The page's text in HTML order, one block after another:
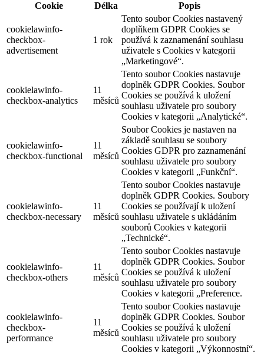
Cookie
Délka Popis
cookielawinfo-
checkbox-
advertisement
1 rok
Tento soubor Cookies nastavený
doplňkem GDPR Cookies se
používá k zaznamenání souhlasu
uživatele s Cookies v kategorii
„Marketingové“.
cookielawinfo-
checkbox-analytics
11
měsíců
Tento soubor Cookies nastavuje
doplněk GDPR Cookies. Soubor
Cookies se používá k uložení
souhlasu uživatele pro soubory
Cookies v kategorii „Analytické“.
cookielawinfo-
checkbox-functional
11
měsíců
Soubor Cookies je nastaven na
základě souhlasu se soubory
Cookies GDPR pro zaznamenání
souhlasu uživatele pro soubory
Cookies v kategorii „Funkční“.
cookielawinfo-
checkbox-necessary
11
měsíců
Tento soubor Cookies nastavuje
doplněk GDPR Cookies. Soubory
Cookies se používají k uložení
souhlasu uživatele s ukládáním
souborů Cookies v kategorii
„Technické“.
cookielawinfo-
checkbox-others
11
měsíců
Tento soubor Cookies nastavuje
doplněk GDPR Cookies. Soubor
Cookies se používá k uložení
souhlasu uživatele pro soubory
Cookies v kategorii „Preference.
cookielawinfo-
checkbox-
performance
11
měsíců
Tento soubor Cookies nastavuje
doplněk GDPR Cookies. Soubor
Cookies se používá k uložení
souhlasu uživatele pro soubory
Cookies v kategorii „Výkonnostní“.